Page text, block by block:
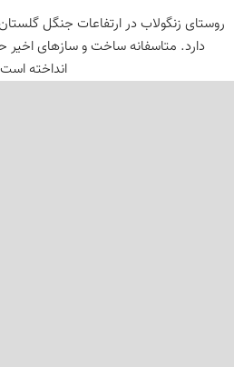
روستای زنگولاب در ارتفاعات جنگل
دارد. متاسفانه ساخت و سازهای اخیر
انداخته